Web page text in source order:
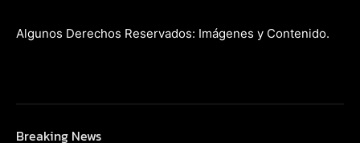
Algunos Derechos Reservados: Imágenes y Contenido.
Breaking News